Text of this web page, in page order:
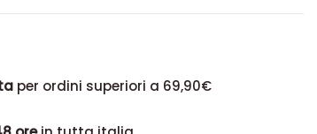
per ordini superiori a 69,90€